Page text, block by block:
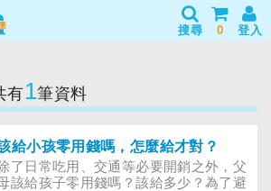
搜尋 0 登入
有1筆資料
給小孩零用錢嗎，怎麼給才對？
了日常吃用、交通等必要開銷之外，父
該給孩子零用錢嗎？該給多少？為了避